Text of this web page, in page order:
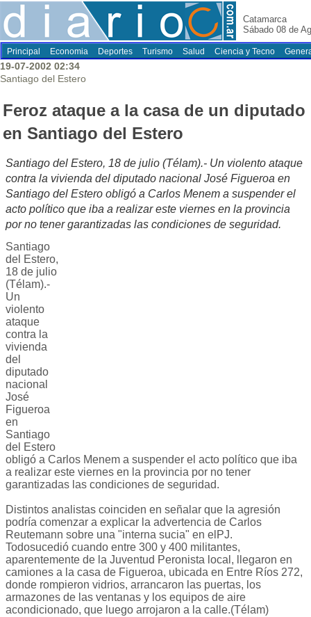
Catamarca
Sábado 08 de
Principal Economia Deportes Turismo Salud Ciencia y Tecno
19-07-2002 02:34
Santiago del Estero
Feroz ataque a la casa de un diputado
en Santiago del Estero
Santiago del Estero, 18 de julio (Télam).- Un violento ataque
contra la vivienda del diputado nacional José Figueroa en
Santiago del Estero obligó a Carlos Menem a suspender el
acto político que iba a realizar este viernes en la provincia
por no tener garantizadas las condiciones de seguridad.
Santiago
del Estero,
18 de julio
(Télam).-
Un
violento
ataque
contra la
vivienda
del
diputado
nacional
José
Figueroa
en
Santiago
del Estero
obligó a Carlos Menem a suspender el acto político que iba
a realizar este viernes en la provincia por no tener
garantizadas las condiciones de seguridad.
Distintos analistas coinciden en señalar que la agresión
podría comenzar a explicar la advertencia de Carlos
Reutemann sobre una "interna sucia" en elPJ.
Todosucedió cuando entre 300 y 400 militantes,
aparentemente de la Juventud Peronista local, llegaron en
camiones a la casa de Figueroa, ubicada en Entre Ríos 272,
donde rompieron vidrios, arrancaron las puertas, los
armazones de las ventanas y los equipos de aire
acondicionado, que luego arrojaron a la calle.(Télam)